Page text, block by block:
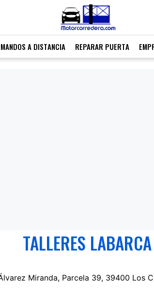
MANDOS A DISTANCIA REPARAR PUERTA
TALLERES LABARCA
Miranda, Parcela 39, 39400 Los